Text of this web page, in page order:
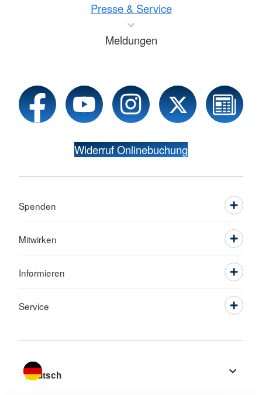
Presse & Service
Meldungen
Widerruf Onlinebuchung
Spenden
Mitwirken
Informieren
Service
Sprache wechseln zu